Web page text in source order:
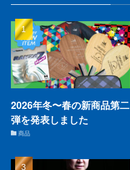
2026年冬〜春の新商品第二
弾を発表しました
商品